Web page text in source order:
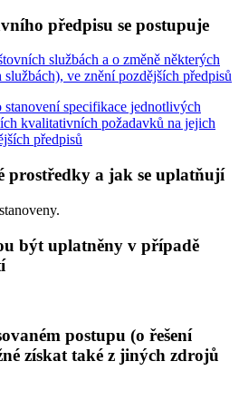
předpisu se postupuje
službách a o změně některých
ve znění pozdějších předpisů
specifikace jednotlivých
kvalitativních požadavků na jejich
předpisů
prostředky a jak se uplatňují
být uplatněny v případě
postupu (o řešení
získat také z jiných zdrojů